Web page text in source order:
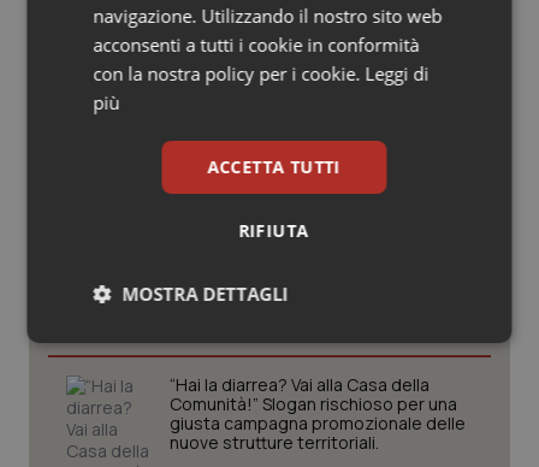
Tumori gastrointestinali
Ulcera & Reflusso
02 Aprile 2021
© Riproduzione riservata
Lettere al direttore
“Hai la diarrea? Vai alla Casa della
Comunità!” Slogan rischioso per una
giusta campagna promozionale delle
nuove strutture territoriali.
navigazione. Utilizzando il nostro sito web
acconsenti a tutti i cookie in conformità
con la nostra policy per i cookie. Leggi di
più
ACCETTA TUTTI
RIFIUTA
MOSTRA DETTAGLI
Necessari Statistici Marketing